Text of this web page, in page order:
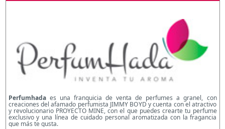
Perfumhadaes una franquicia de venta de perfumes a granel, con
creaciones del afamado perfumista JIMMY BOYD y cuenta con el atractivo
y revolucionario PROYECTO MINE, con el que puedes crearte tu perfume
exclusivo y una línea de cuidado personal aromatizada con la fragancia
que más te gusta.